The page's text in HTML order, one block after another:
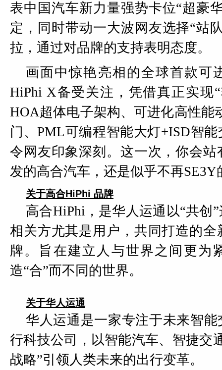
表中国汽车新力量强势卡位“超豪
定，同时带动一大波网友选择“站
拉，通过对品牌的支持表明态度。
画面中惊艳亮相的全球首款可
HiPhi X备受关注，凭借真正实现
HOA超体电子架构、可进化高性能
门、PML可编程智能大灯+ISD智
令网友印象深刻。这一次，你会站
发的高合汽车，还是似乎不再SE3Y
关于高合HiPhi 品牌
高合HiPhi，是华人运通以“共创
相关方尤其是用户，共同打造的全
牌。旨在建立人与世界之间更为
造“合”而不同的世界。
关于华人运通
华人运通是一家专注于未来智
行科技公司，以智能汽车、智捷交
战略”引领人类未来的出行变革。